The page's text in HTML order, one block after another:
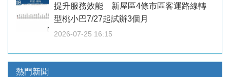
提升服務效能 新屋區4條市區客運路線轉
型桃小巴7/27起試辦3個月
2026-07-25 16:15
熱門新聞